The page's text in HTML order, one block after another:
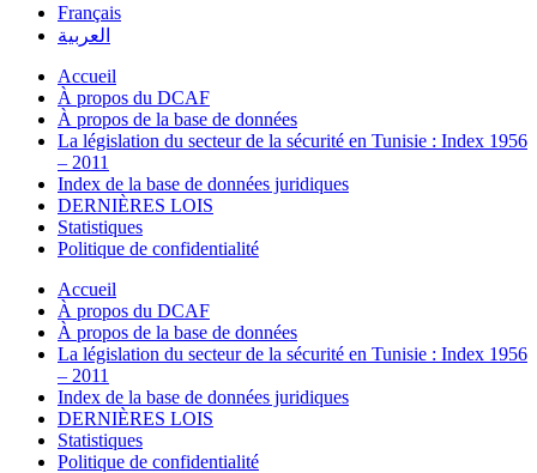
Français
العربية
Accueil
À propos du DCAF
À propos de la base de données
La législation du secteur de la sécurité en Tunisie : Index 1956
– 2011
Index de la base de données juridiques
DERNIÈRES LOIS
Statistiques
Politique de confidentialité
Accueil
À propos du DCAF
À propos de la base de données
La législation du secteur de la sécurité en Tunisie : Index 1956
– 2011
Index de la base de données juridiques
DERNIÈRES LOIS
Statistiques
Politique de confidentialité